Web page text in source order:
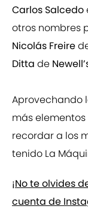
Carlos Salcedo
otros nombres
Nicolás Freire
Ditta de
Aprovechando
más
recordar a los
tenido La
¡No te olvides
cuenta de